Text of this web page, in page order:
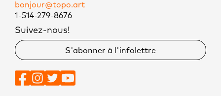
bonjour@topo.art
1-514-279-8676
Suivez-nous!
S'abonner à l'infolettre